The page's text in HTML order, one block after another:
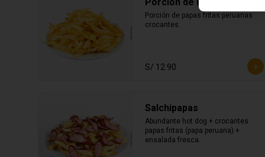
Porción de papas fritas peruanas
crocantes.
S/ 12.90
Salchipapas
Abundante hot dog + crocantes
papas fritas (papa peruana) +
ensalada fresca.